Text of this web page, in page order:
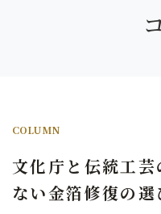
COLUMN
文化庁と伝統工
ない金箔修復の